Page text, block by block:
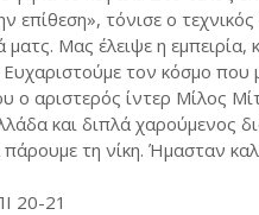
επίθεση», τόνισε ο
ματς. Μας έλειψε η
Ευχαριστούμε τον κόσμο
ο αριστερός ίντερ Μίλος
και διπλά χαρούμενος
τη νίκη. Ήμασταν
20-21